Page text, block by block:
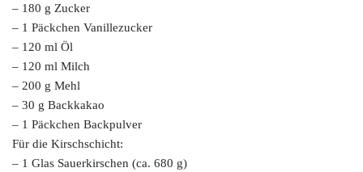
– 180 g Zucker
– 1 Päckchen Vanillezucker
– 120 ml Öl
– 120 ml Milch
– 200 g Mehl
– 30 g Backkakao
– 1 Päckchen Backpulver
Für die Kirschschicht:
– 1 Glas Sauerkirschen (ca. 680 g)